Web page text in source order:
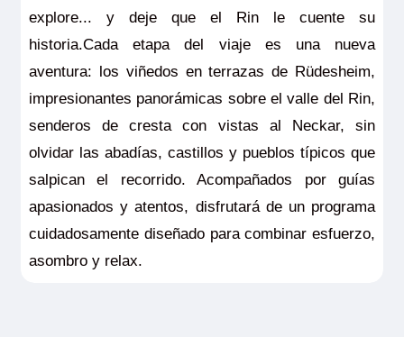
explore... y deje que el Rin le cuente su
historia.Cada etapa del viaje es una nueva
aventura: los viñedos en terrazas de Rüdesheim,
impresionantes panorámicas sobre el valle del Rin,
senderos de cresta con vistas al Neckar, sin
olvidar las abadías, castillos y pueblos típicos que
salpican el recorrido. Acompañados por guías
apasionados y atentos, disfrutará de un programa
cuidadosamente diseñado para combinar esfuerzo,
asombro y relax.